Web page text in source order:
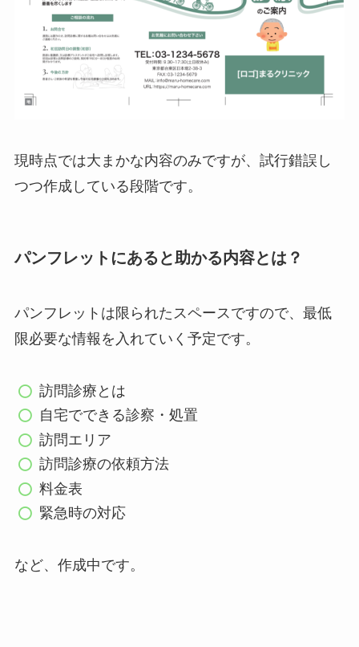
現時点では大まかな内容のみですが、試行錯誤し
つつ作成している段階です。
パンフレットにあると助かる内容とは？
パンフレットは限られたスペースですので、最低
限必要な情報を入れていく予定です。
訪問診療とは
自宅でできる診察・処置
訪問エリア
訪問診療の依頼方法
料金表
緊急時の対応
など、作成中です。